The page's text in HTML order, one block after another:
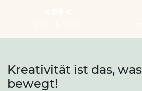
Kreativität ist das,
bewegt!